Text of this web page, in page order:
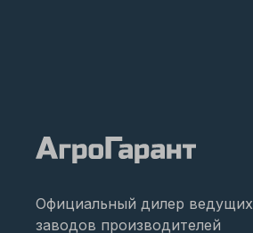
Официальный дилер ведущих
заводов производителей